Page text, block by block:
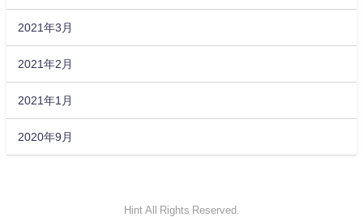
2021年3月
2021年2月
2021年1月
2020年9月
Hint All Rights Reserved.